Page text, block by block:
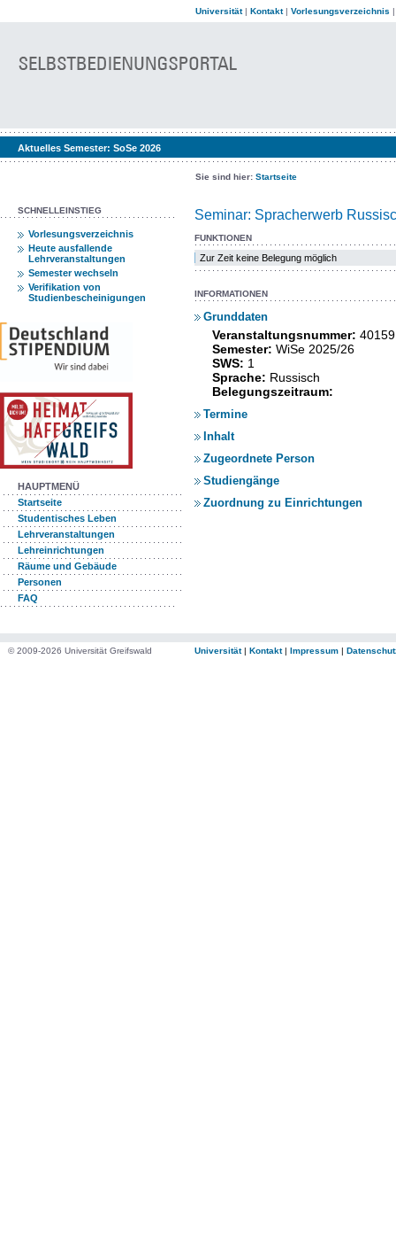
Universität| Kontakt| Vorlesungsverzeichnis
Aktuelles Semester: SoSe 2026
Sie sind hier: Startseite
SCHNELLEINSTIEG
Vorlesungsverzeichnis
Heute ausfallende
Lehrveranstaltungen
Semester wechseln
Verifikation von
Studienbescheinigungen
HAUPTMENÜ
Startseite
Studentisches Leben
Lehrveranstaltungen
Lehreinrichtungen
Räume und Gebäude
Personen
FAQ
Seminar: Spracherwerb
FUNKTIONEN
Zur Zeit keine Belegung möglich
INFORMATIONEN
Grunddaten
Veranstaltungsnummer:
Semester: WiSe 2025/26
SWS: 1
Sprache: Russisch
Belegungszeitraum:
Termine
Inhalt
Zugeordnete Person
Studiengänge
Zuordnung zu Einrichtungen
© 2009-2026 Universität Greifswald Universität| Kontakt| Impressum |